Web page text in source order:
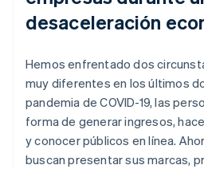
desaceleración
Hemos enfrentado dos
muy diferentes en los últimos
pandemia de COVID-19, las
forma de generar ingresos,
y conocer públicos en línea.
buscan presentar sus marcas,